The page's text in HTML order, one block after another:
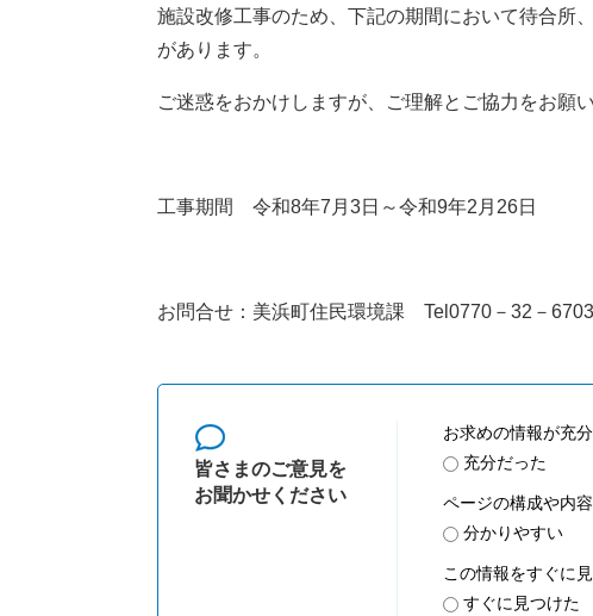
施設改修工事のため、下記の期間において待合所
があります。
ご迷惑をおかけしますが、ご理解とご協力をお願い
工事期間 令和8年7月3日～令和9年2月26日
お問合せ：美浜町住民環境課 Tel0770－32－6703
皆さまのご意見を
お聞かせください
お求めの情報が充
充分だった
ページの構成や内
分かりやすい
この情報をすぐに
すぐに見つけた